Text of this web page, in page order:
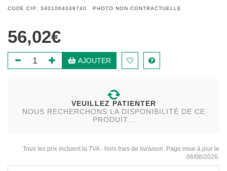
CODE CIP: 3401064049740 PHOTO NON CONTRACTUELLE
56,02€
AJOUTER
VEUILLEZ PATIENTER
NOUS RECHERCHONS LA DISPONIBILITÉ DE CE
PRODUIT...
Tous les prix incluent la TVA - hors frais de livraison. Page mise à jour le
06/08/2026.